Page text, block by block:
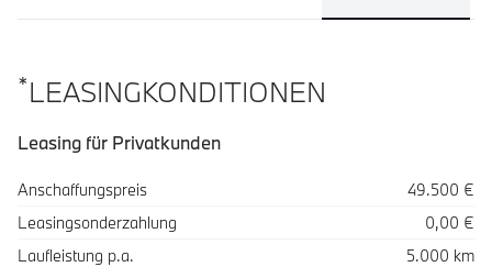
*LEASINGKONDITIONEN
Leasing für Privatkunden
SpezifikationWert
Anschaffungspreis
49.500 €
Leasingsonderzahlung
0,00 €
Laufleistung p.a.
5.000 km